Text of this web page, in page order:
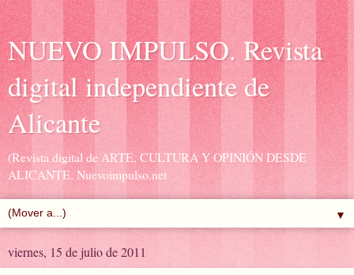
NUEVO IMPULSO. Revista
digital independiente de
Alicante
(Revista digital de ARTE, CULTURA Y OPINIÓN DESDE
ALICANTE. Nuevoimpulso.net
▼
viernes, 15 de julio de 2011